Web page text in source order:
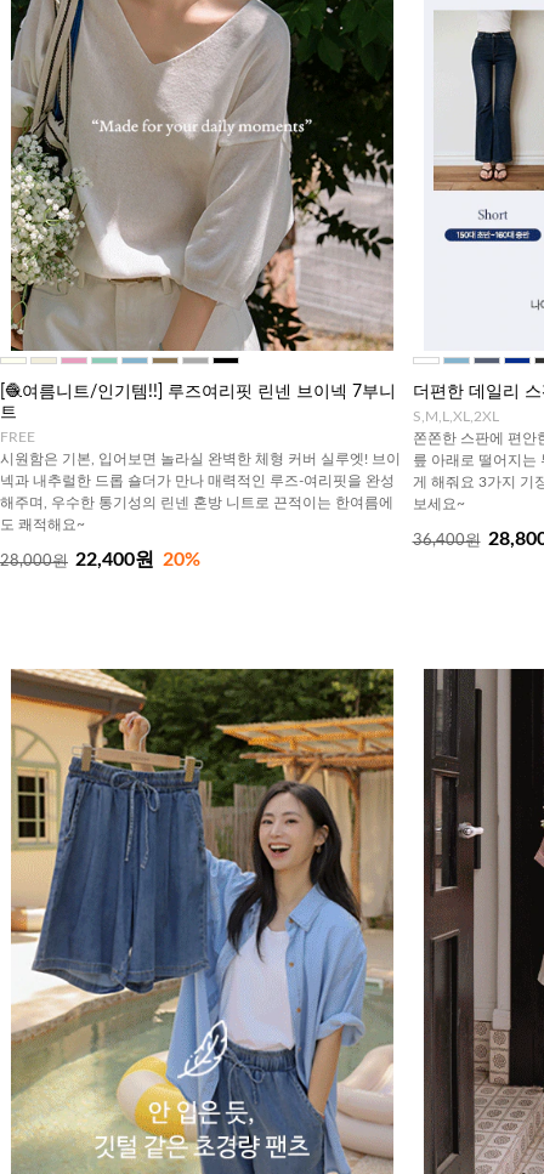
[🧶여름니트/인기템!!] 루즈여리핏 린넨 브이넥 7부니
트
FREE
시원함은 기본, 입어보면 놀라실 완벽한 체형 커버 실루엣! 브이
넥과 내추럴한 드롭 숄더가 만나 매력적인 루즈-여리핏을 완성
해주며, 우수한 통기성의 린넨 혼방 니트로 끈적이는 한여름에
도 쾌적해요~
28,000원 22,400원 20%
더편한 데일리
S,M,L,XL,2XL
쫀쫀한 스판에 편안
릎 아래로 떨어지는
게 해줘요 3가지 기
보세요~
36,400원